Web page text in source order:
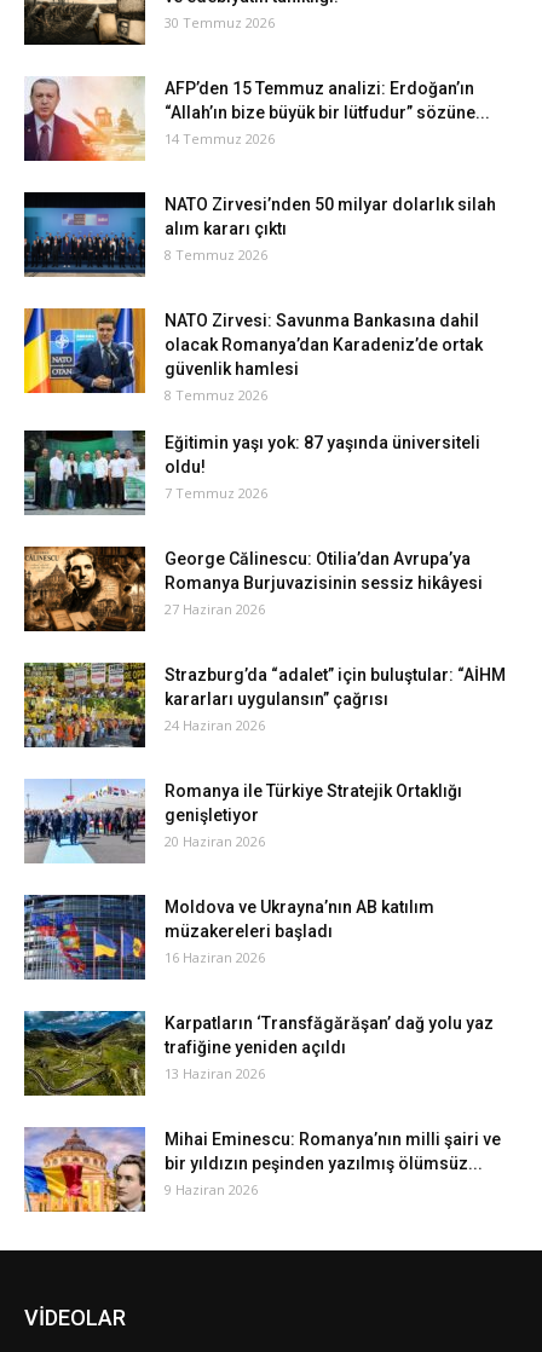
30 Temmuz 2026
AFP’den 15 Temmuz analizi: Erdoğan’ın
“Allah’ın bize büyük bir lütfudur” sözüne...
14 Temmuz 2026
NATO Zirvesi’nden 50 milyar dolarlık silah
alım kararı çıktı
8 Temmuz 2026
NATO Zirvesi: Savunma Bankasına dahil
olacak Romanya’dan Karadeniz’de ortak
güvenlik hamlesi
8 Temmuz 2026
Eğitimin yaşı yok: 87 yaşında üniversiteli
oldu!
7 Temmuz 2026
George Călinescu: Otilia’dan Avrupa’ya
Romanya Burjuvazisinin sessiz hikâyesi
27 Haziran 2026
Strazburg’da “adalet” için buluştular: “AİHM
kararları uygulansın” çağrısı
24 Haziran 2026
Romanya ile Türkiye Stratejik Ortaklığı
genişletiyor
20 Haziran 2026
Moldova ve Ukrayna’nın AB katılım
müzakereleri başladı
16 Haziran 2026
Karpatların ‘Transfăgărăşan’ dağ yolu yaz
trafiğine yeniden açıldı
13 Haziran 2026
Mihai Eminescu: Romanya’nın milli şairi ve
bir yıldızın peşinden yazılmış ölümsüz...
9 Haziran 2026
VİDEOLAR